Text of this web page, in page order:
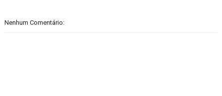
Nenhum Comentário: